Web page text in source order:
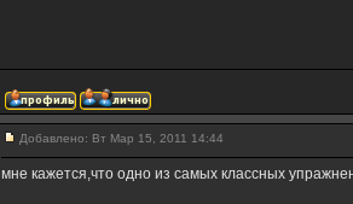
Добавлено: Вт Мар 15, 2011 14:44
мне кажется,что одно из самых классных